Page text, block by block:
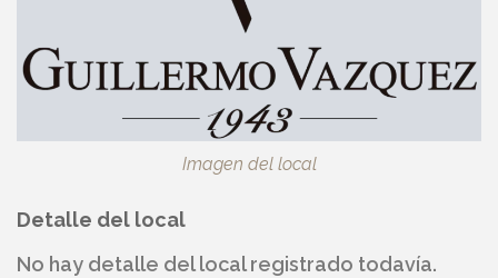
Imagen del local
Detalle del local
No hay detalle del local registrado todavía.